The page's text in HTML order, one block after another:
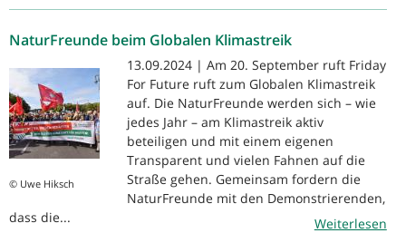
NaturFreunde beim Globalen Klimastreik
© Uwe Hiksch
13.09.2024 | Am 20. September ruft Friday
For Future ruft zum Globalen Klimastreik
auf. Die NaturFreunde werden sich – wie
jedes Jahr – am Klimastreik aktiv
beteiligen und mit einem eigenen
Transparent und vielen Fahnen auf die
Straße gehen. Gemeinsam fordern die
NaturFreunde mit den Demonstrierenden,
dass die...
Weiterlesen